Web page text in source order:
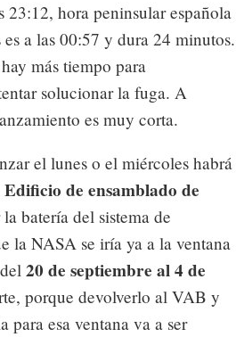
23:12, hora peninsular española
a las 00:57 y dura 24 minutos.
más tiempo para
solucionar la fuga. A
es muy corta.
el lunes o el miércoles habrá
de ensamblado de
batería del sistema de
la NASA se iría ya a la ventana
20 de septiembre al 4 de
porque devolverlo al VAB y
para esa ventana va a ser